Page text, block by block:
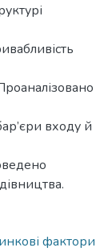
входу й
фактори